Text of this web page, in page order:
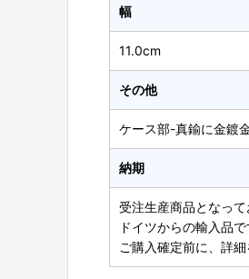
幅
11.0cm
その他
ケース部-真鍮に金鍍
納期
受注生産商品となって
ドイツからの輸入品
ご購入確定前に、詳